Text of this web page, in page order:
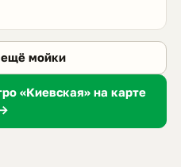
ещё мойки
«Киевская» на карте